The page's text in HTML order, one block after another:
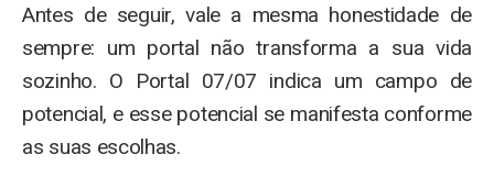
Antes de seguir, vale a mesma honestidade de
sempre: um portal não transforma a sua vida
sozinho. O Portal 07/07 indica um campo de
potencial, e esse potencial se manifesta conforme
as suas escolhas.